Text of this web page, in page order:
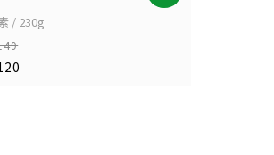
/ 230g